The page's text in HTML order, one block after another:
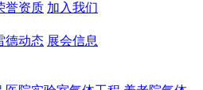
誉资质 加入我们
德动态 展会信息